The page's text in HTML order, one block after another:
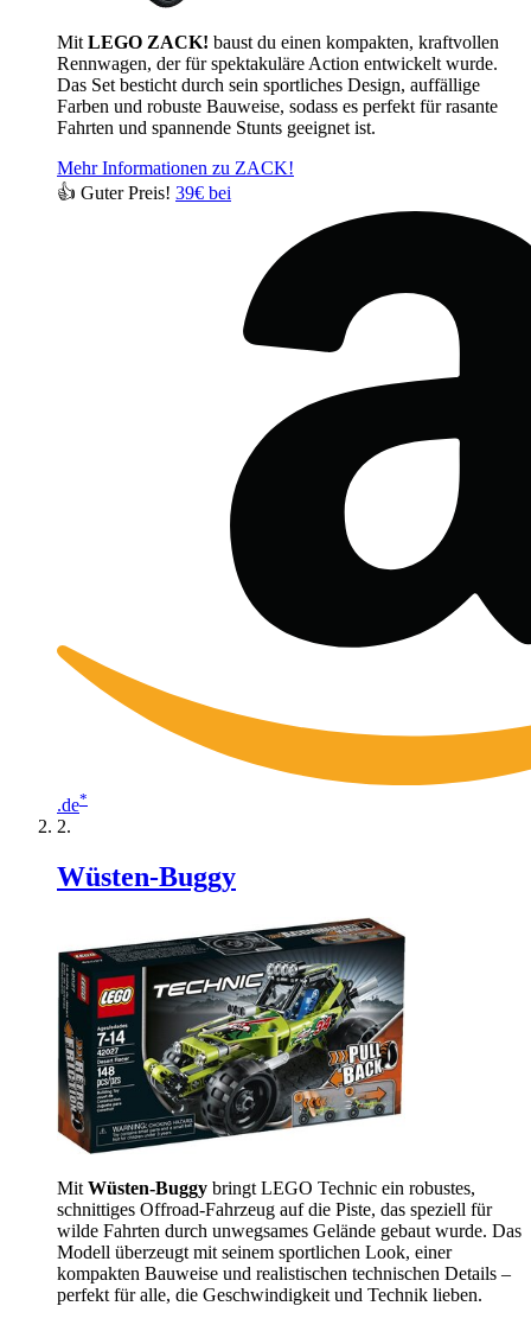
Mit LEGO ZACK! baust du einen kompakten, kraftvollen
Rennwagen, der für spektakuläre Action entwickelt wurde.
Das Set besticht durch sein sportliches Design, auffällige
Farben und robuste Bauweise, sodass es perfekt für rasante
Fahrten und spannende Stunts geeignet ist.
Mehr Informationen zu ZACK!
👍 Guter Preis! 39€ bei
.de*
Wüsten-Buggy
Mit Wüsten-Buggy bringt LEGO Technic ein robustes,
schnittiges Offroad-Fahrzeug auf die Piste, das speziell für
wilde Fahrten durch unwegsames Gelände gebaut wurde. Das
Modell überzeugt mit seinem sportlichen Look, einer
kompakten Bauweise und realistischen technischen Details –
perfekt für alle, die Geschwindigkeit und Technik lieben.